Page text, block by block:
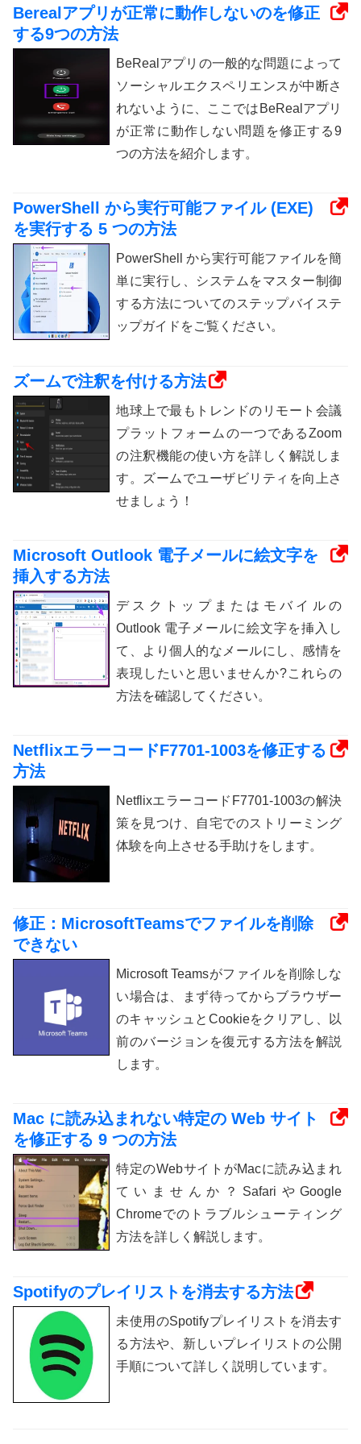
Berealアプリが正常に動作しないのを修正
する9つの方法
BeRealアプリの一般的な問題によって
ソーシャルエクスペリエンスが中断さ
れないように、ここではBeRealアプリ
が正常に動作しない問題を修正する9
つの方法を紹介します。
PowerShell から実行可能ファイル (EXE)
を実行する 5 つの方法
PowerShell から実行可能ファイルを簡
単に実行し、システムをマスター制御
する方法についてのステップバイステ
ップガイドをご覧ください。
ズームで注釈を付ける方法
地球上で最もトレンドのリモート会議
プラットフォームの一つであるZoom
の注釈機能の使い方を詳しく解説しま
す。ズームでユーザビリティを向上さ
せましょう！
Microsoft Outlook 電子メールに絵文字を
挿入する方法
デスクトップまたはモバイルの
Outlook 電子メールに絵文字を挿入し
て、より個人的なメールにし、感情を
表現したいと思いませんか?これらの
方法を確認してください。
NetflixエラーコードF7701-1003を修正する
方法
NetflixエラーコードF7701-1003の解決
策を見つけ、自宅でのストリーミング
体験を向上させる手助けをします。
修正：MicrosoftTeamsでファイルを削除
できない
Microsoft Teamsがファイルを削除しな
い場合は、まず待ってからブラウザー
のキャッシュとCookieをクリアし、以
前のバージョンを復元する方法を解説
します。
Mac に読み込まれない特定の Web サイト
を修正する 9 つの方法
特定のWebサイトがMacに読み込まれ
ていませんか？SafariやGoogle
Chromeでのトラブルシューティング
方法を詳しく解説します。
Spotifyのプレイリストを消去する方法
未使用のSpotifyプレイリストを消去す
る方法や、新しいプレイリストの公開
手順について詳しく説明しています。